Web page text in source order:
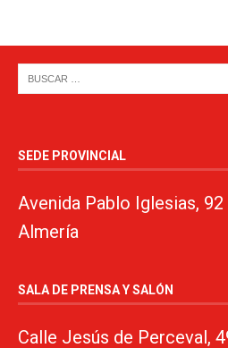
SEDE PROVINCIAL
Avenida Pablo Iglesias,
Almería
SALA DE PRENSA Y SALÓN
Calle Jesús de Perceval,